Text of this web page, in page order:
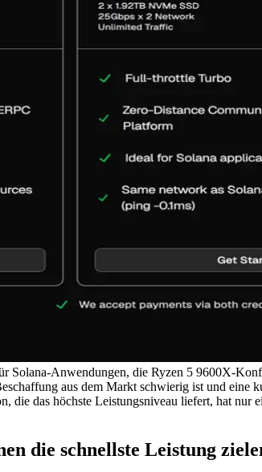
Solana-Anwendungen, die Ryzen 5 9600X-
aus dem Markt schwierig ist und
das höchste Leistungsniveau liefert, hat nur
die schnellste Leistung